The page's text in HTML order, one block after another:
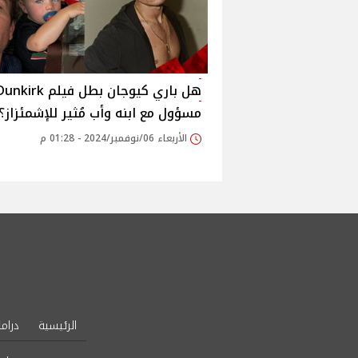
مسؤول مع ابنه وأب مُثير
الأربعاء 06/نوفمبر/2024 - 01:28 م
الرئيسية دراما